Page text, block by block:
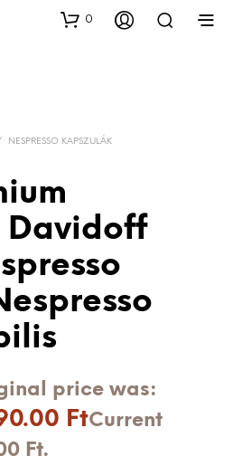
0
NESPRESSO KAPSZULÁK
Davidoff
price was:
FtCurrent
Ft.